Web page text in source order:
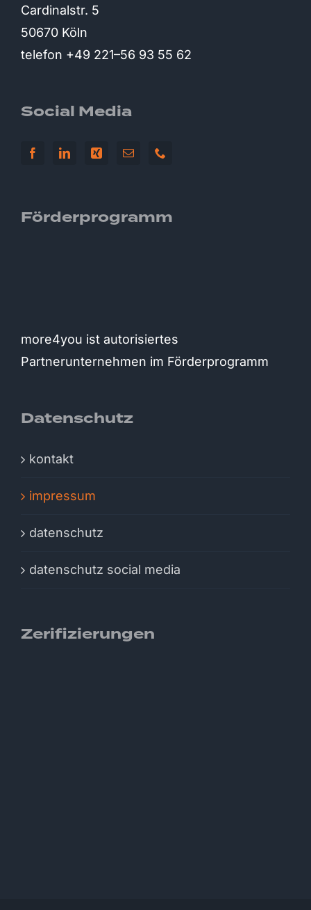
Cardinalstr. 5
50670 Köln
telefon +49 221–56 93 55 62
Social Media
Förderprogramm
more4you ist autorisiertes
Partnerunternehmen im Förderprogramm
Datenschutz
kontakt
impressum
datenschutz
datenschutz social media
Zerifizierungen